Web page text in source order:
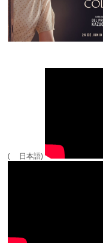
( 日本語)